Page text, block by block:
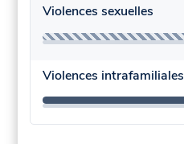
Violences sexuelles
Violences intrafamiliales